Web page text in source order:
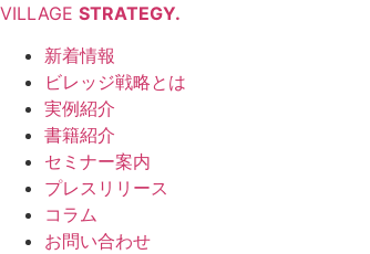
VILLAGE STRATEGY.
新着情報
ビレッジ戦略とは
実例紹介
書籍紹介
セミナー案内
プレスリリース
コラム
お問い合わせ